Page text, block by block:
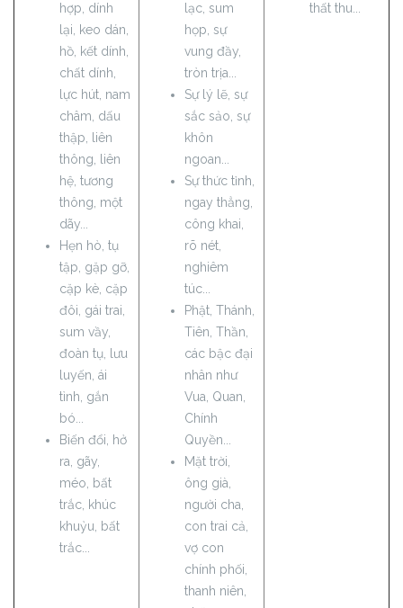
hợp, dính
lại, keo dán,
hồ, kết dính,
chất dính,
lực hút, nam
châm, dấu
thập, liên
thông, liên
hệ, tương
thông, một
dãy...
Hẹn hò, tụ
tập, gặp gỡ,
cặp kè, cặp
đôi, gái trai,
sum vầy,
đoàn tụ, lưu
luyến, ái
tình, gắn
bó...
Biến đổi, hở
ra, gãy,
méo, bất
trắc, khúc
khuỷu, bất
trắc...
lạc, sum
họp, sự
vung đầy,
tròn trịa...
Sự lý lẽ, sự
sắc sảo, sự
khôn
ngoan...
Sự thức tỉnh,
ngay thẳng,
công khai,
rõ nét,
nghiêm
túc...
Phật, Thánh,
Tiên, Thần,
các bậc đại
nhân như
Vua, Quan,
Chính
Quyền...
Mặt trời,
ông già,
người cha,
con trai cả,
vợ con
chính phối,
thanh niên,
thất thu...